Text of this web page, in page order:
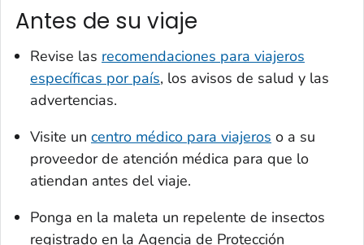
Antes de su viaje
Revise las recomendaciones para viajeros
específicas por país, los avisos de salud y las
advertencias.
Visite un centro médico para viajeros o a su
proveedor de atención médica para que lo
atiendan antes del viaje.
Ponga en la maleta un repelente de insectos
registrado en la Agencia de Protección